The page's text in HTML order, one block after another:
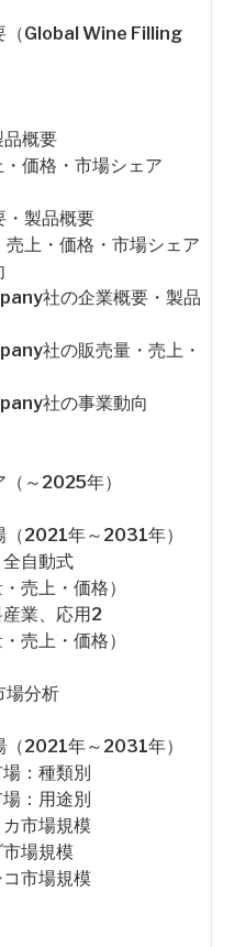
（Global Wine Filling
概要
価格・市場シェア
・製品概要
上・価格・市場シェア
社の企業概要・製品
社の販売量・売上・
社の事業動向
～2025年）
（2021年～2031年）
自動式
売上・価格）
業、応用2
売上・価格）
場分析
（2021年～2031年）
：種類別
：用途別
市場規模
場規模
市場規模